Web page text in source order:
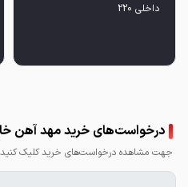
داخلی 220
درخواست‌های خرید مهد آهن
جهت مشاهده درخواست‌های خرید کلیک